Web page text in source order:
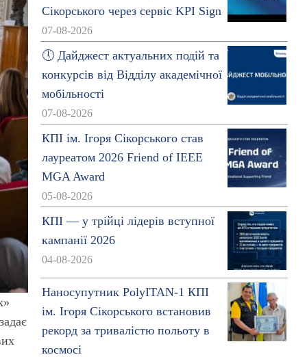
Сікорського через сервіс KPI Sign
07-08-2026
🕔 Дайджест актуальних подій та
конкурсів від Відділу академічної
мобільності
07-08-2026
КПІ ім. Ігоря Сікорського став
лауреатом 2026 Friend of IEEE
MGA Award
05-08-2026
КПІ — у трійці лідерів вступної
кампанії 2026
04-08-2026
Наносупутник PolyITAN-1 КПІ
ім. Ігоря Сікорського встановив
рекорд за тривалістю польоту в
космосі